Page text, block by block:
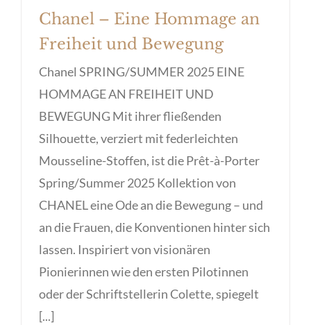
Chanel – Eine Hommage an
Freiheit und Bewegung
Chanel SPRING/SUMMER 2025 EINE
HOMMAGE AN FREIHEIT UND
BEWEGUNG Mit ihrer fließenden
Silhouette, verziert mit federleichten
Mousseline-Stoffen, ist die Prêt-à-Porter
Spring/Summer 2025 Kollektion von
CHANEL eine Ode an die Bewegung – und
an die Frauen, die Konventionen hinter sich
lassen. Inspiriert von visionären
Pionierinnen wie den ersten Pilotinnen
oder der Schriftstellerin Colette, spiegelt
[...]